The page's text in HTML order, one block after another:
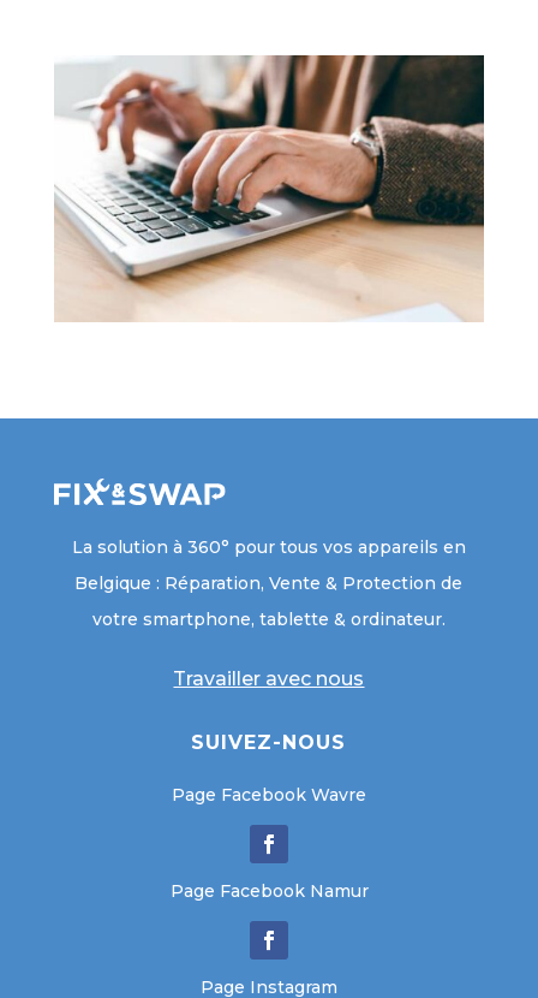
La solution à 360° pour tous vos appareils en
Belgique : Réparation, Vente & Protection de
votre smartphone, tablette & ordinateur.
Travailler avec nous
SUIVEZ-NOUS
Page Facebook Wavre
Page Facebook Namur
Page Instagram